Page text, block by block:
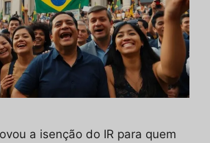
a isenção do IR para quem